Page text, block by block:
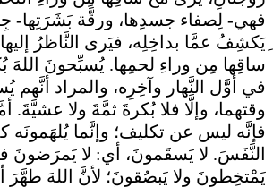
فهي- لِصفاء جسدِها، ورقَّة
ِيَكشِفُ عمَّا بداخِلِه، فيَرى النَّاظرُ
ساقِها مِن وراءِ لحمِها. يُسبِّحونَ اللهَ
في أوَّل النَّهار وآخِرِه، والمراد
وقتهما، وإلَّا فلا بُكرةَ ثمَّةَ ولا عشيَّةَ.
فإنَّه ليس عن تكليف؛ وإنَّما يُلهَمونَه
النَّفَسَ. لا يَسقَمونَ، أي: لا يَمرَضونَ
يَمْتخِطونَ ولا يَبصُقونَ؛ لأنَّ اللهَ طهَّرَ